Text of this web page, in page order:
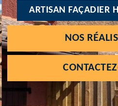
ARTISAN FAÇADIER
NOS